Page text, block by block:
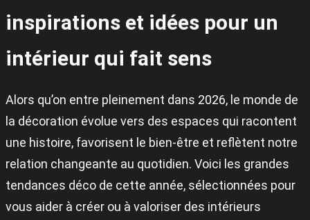
inspirations et idées pour un
intérieur qui fait sens
Alors qu’on entre pleinement dans 2026, le monde de
la décoration évolue vers des espaces qui racontent
une histoire, favorisent le bien-être et reflètent notre
relation changeante au quotidien. Voici les grandes
tendances déco de cette année, sélectionnées pour
vous aider à créer ou à valoriser des intérieurs